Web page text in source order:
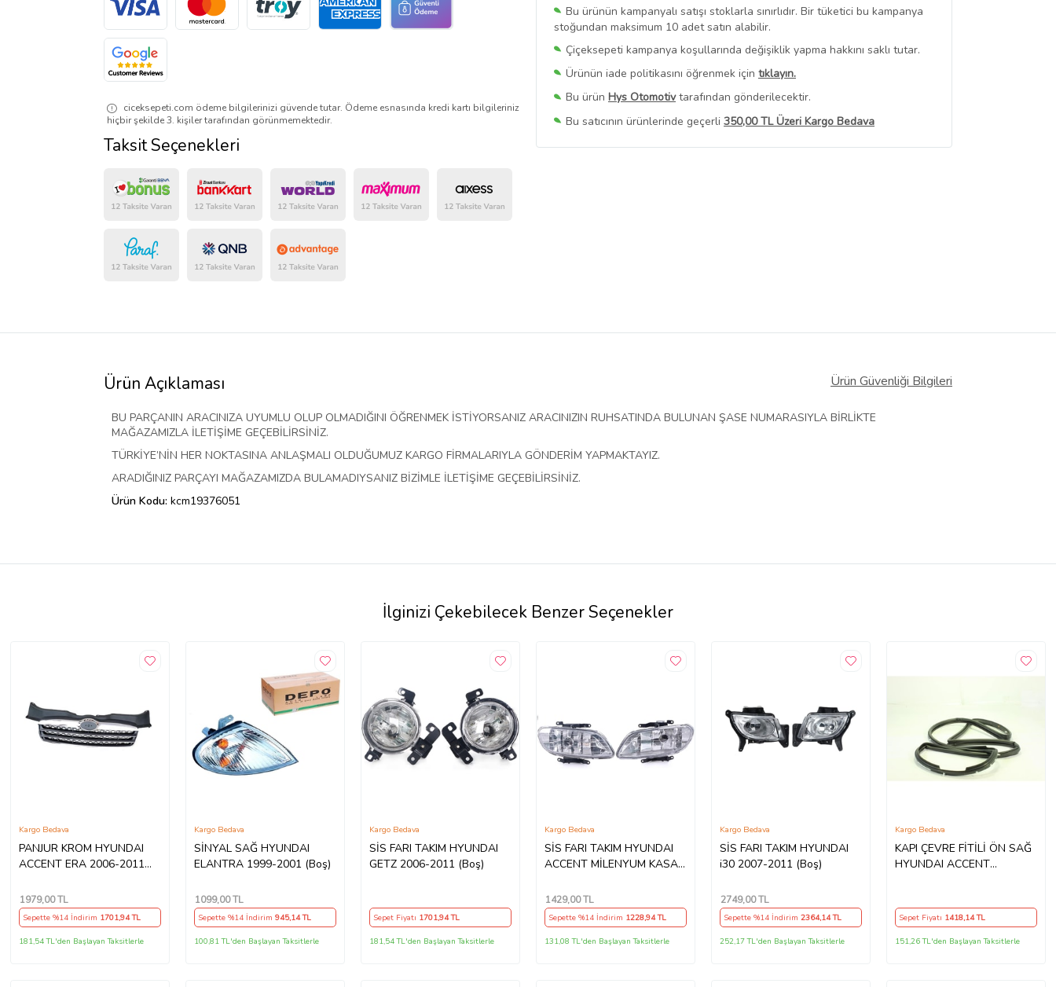
Bu ürünün kampanyalı satışı stoklarla sınırlıdır. Bir tüketici bu kampanya
stoğundan maksimum 10 adet satın alabilir.
Çiçeksepeti kampanya koşullarında değişiklik yapma hakkını saklı tutar.
Ürünün iade politikasını öğrenmek için tıklayın.
Bu ürün Hys Otomotivtarafından gönderilecektir.
Bu satıcının ürünlerinde geçerli 350,00 TL Üzeri Kargo Bedava
Bu SatıcınınTüm Ürünlerini Görüntüle
ciceksepeti.com ödeme bilgilerinizi güvende tutar. Ödeme esnasında kredi kartı bilgileriniz
hiçbir şekilde 3. kişiler tarafından görünmemektedir.
Taksit Seçenekleri
Ürün Açıklaması Ürün Güvenliği Bilgileri
BU PARÇANIN ARACINIZA UYUMLU OLUP OLMADIĞINI ÖĞRENMEK İSTİYORSANIZ ARACINIZIN RUHSATINDA BULUNAN ŞASE NUMARASIYLA BİRLİKTE
MAĞAZAMIZLA İLETİŞİME GEÇEBİLİRSİNİZ.
TÜRKİYE’NİN HER NOKTASINA ANLAŞMALI OLDUĞUMUZ KARGO FİRMALARIYLA GÖNDERİM YAPMAKTAYIZ.
ARADIĞINIZ PARÇAYI MAĞAZAMIZDA BULAMADIYSANIZ BİZİMLE İLETİŞİME GEÇEBİLİRSİNİZ.
Ürün Kodu: kcm19376051
İlginizi Çekebilecek Benzer Seçenekler
PANJUR KROM HYUNDAI
ACCENT ERA 2006-2011
Kargo Bedava
1979,00 TL
Sepette %14 İndirim 1701,94 TL
181,54 TL'den Başlayan Taksitlerle
SİNYAL SAĞ HYUNDAI
ELANTRA 1999-2001 (Boş)
Kargo Bedava
1099,00 TL
Sepette %14 İndirim 945,14 TL
100,81 TL'den Başlayan Taksitlerle
SİS FARI TAKIM HYUNDAI
GETZ 2006-2011 (Boş)
Kargo Bedava
Sepet Fiyatı 1701,94 TL
181,54 TL'den Başlayan Taksitlerle
SİS FARI TAKIM HYUNDAI
ACCENT MİLENYUM KASA
Kargo Bedava
1429,00 TL
Sepette %14 İndirim 1228,94 TL
131,08 TL'den Başlayan Taksitlerle
SİS FARI TAKIM HYUNDAI
i30 2007-2011 (Boş)
Kargo Bedava
2749,00 TL
Sepette %14 İndirim2364,14 TL
252,17 TL'den Başlayan Taksitlerle
KAPI ÇEVRE FİTİLİ ÖN SAĞ
HYUNDAI ACCENT
Kargo Bedava
Sepet Fiyatı 1418,14 TL
151,26 TL'den Başlayan Taksitlerle